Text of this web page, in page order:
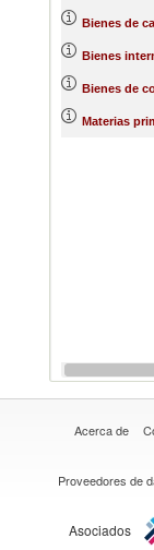
Bienes de
Bienes
Bienes de
Materias
Acerca de
Proveedores de
Asociados